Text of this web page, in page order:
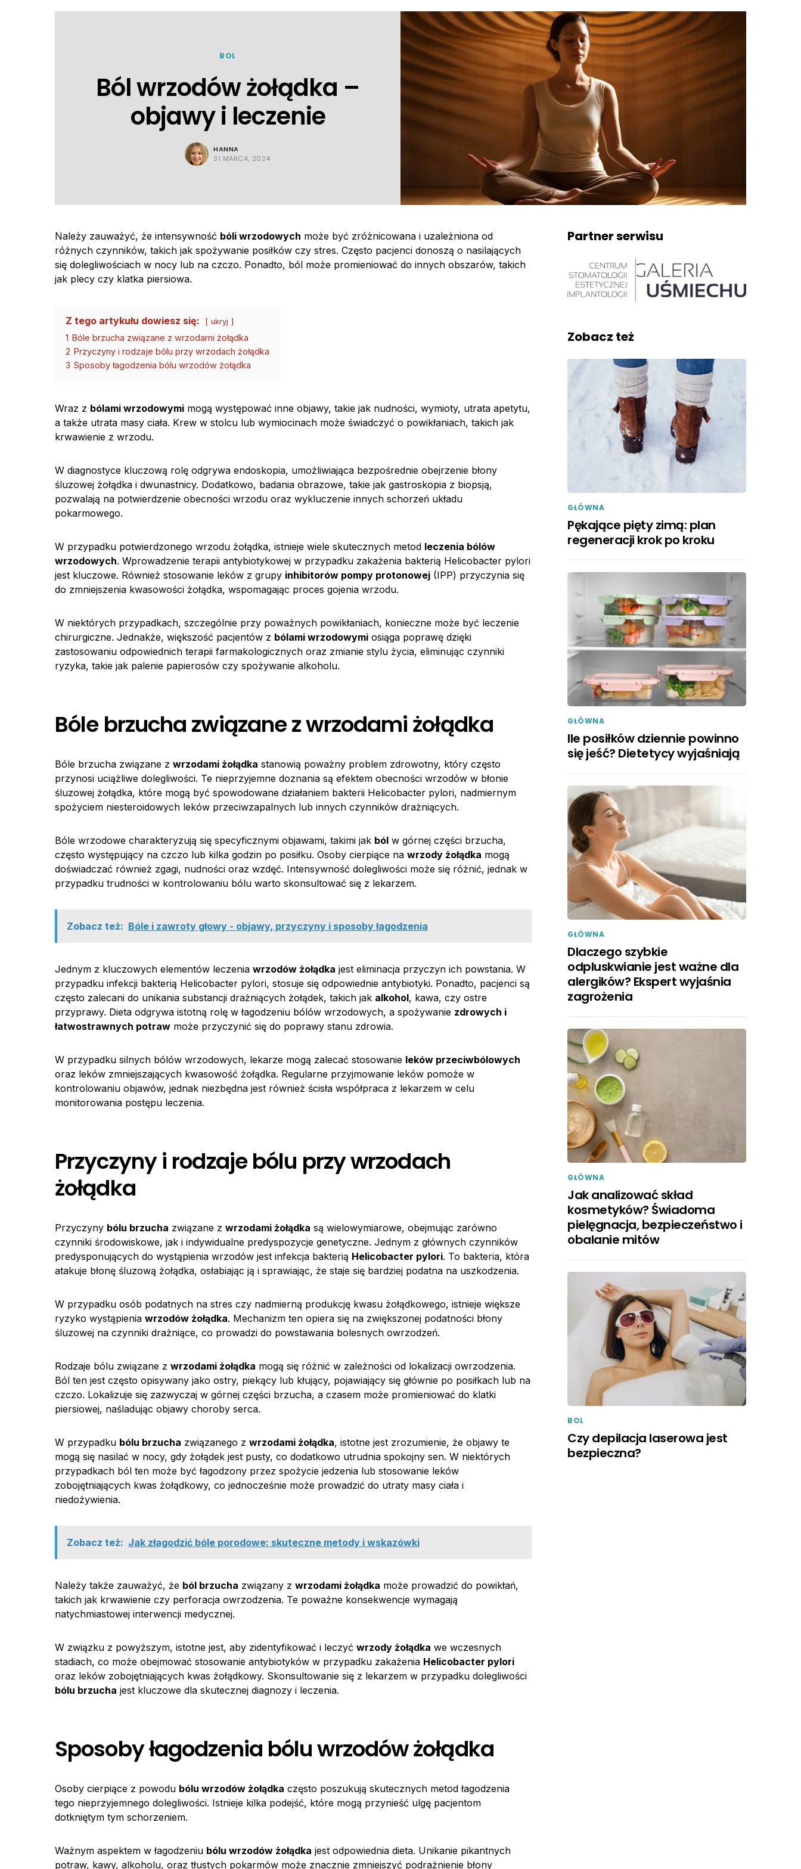
BOL
Ból wrzodów żołądka –
objawy i leczenie
HANNA
31 MARCA, 2024
Należy zauważyć, że intensywność bóli wrzodowych może być zróżnicowana i uzależniona od
różnych czynników, takich jak spożywanie posiłków czy stres. Często pacjenci donoszą o nasilających
się dolegliwościach w nocy lub na czczo. Ponadto, ból może promieniować do innych obszarów, takich
jak plecy czy klatka piersiowa.
Z tego artykułu dowiesz się: ukryj
1 Bóle brzucha związane z wrzodami żołądka
2 Przyczyny i rodzaje bólu przy wrzodach żołądka
3 Sposoby łagodzenia bólu wrzodów żołądka
Wraz z bólami wrzodowymi mogą występować inne objawy, takie jak nudności, wymioty, utrata apetytu,
a także utrata masy ciała. Krew w stolcu lub wymiocinach może świadczyć o powikłaniach, takich jak
krwawienie z wrzodu.
W diagnostyce kluczową rolę odgrywa endoskopia, umożliwiająca bezpośrednie obejrzenie błony
śluzowej żołądka i dwunastnicy. Dodatkowo, badania obrazowe, takie jak gastroskopia z biopsją,
pozwalają na potwierdzenie obecności wrzodu oraz wykluczenie innych schorzeń układu
pokarmowego.
W przypadku potwierdzonego wrzodu żołądka, istnieje wiele skutecznych metod leczenia bólów
wrzodowych. Wprowadzenie terapii antybiotykowej w przypadku zakażenia bakterią Helicobacter pylori
jest kluczowe. Również stosowanie leków z grupy inhibitorów pompy protonowej (IPP) przyczynia się
do zmniejszenia kwasowości żołądka, wspomagając proces gojenia wrzodu.
W niektórych przypadkach, szczególnie przy poważnych powikłaniach, konieczne może być leczenie
chirurgiczne. Jednakże, większość pacjentów z bólami wrzodowymi osiąga poprawę dzięki
zastosowaniu odpowiednich terapii farmakologicznych oraz zmianie stylu życia, eliminując czynniki
ryzyka, takie jak palenie papierosów czy spożywanie alkoholu.
Bóle brzucha związane z wrzodami żołądka
Bóle brzucha związane z wrzodami żołądka stanowią poważny problem zdrowotny, który często
przynosi uciążliwe dolegliwości. Te nieprzyjemne doznania są efektem obecności wrzodów w błonie
śluzowej żołądka, które mogą być spowodowane działaniem bakterii Helicobacter pylori, nadmiernym
spożyciem niesteroidowych leków przeciwzapalnych lub innych czynników drażniących.
Bóle wrzodowe charakteryzują się specyficznymi objawami, takimi jak ból w górnej części brzucha,
często występujący na czczo lub kilka godzin po posiłku. Osoby cierpiące na wrzody żołądka mogą
doświadczać również zgagi, nudności oraz wzdęć. Intensywność dolegliwości może się różnić, jednak w
przypadku trudności w kontrolowaniu bólu warto skonsultować się z lekarzem.
Zobacz też: Bóle i zawroty głowy - objawy, przyczyny i sposoby łagodzenia
Jednym z kluczowych elementów leczenia wrzodów żołądka jest eliminacja przyczyn ich powstania. W
przypadku infekcji bakterią Helicobacter pylori, stosuje się odpowiednie antybiotyki. Ponadto, pacjenci są
często zalecani do unikania substancji drażniących żołądek, takich jak alkohol, kawa, czy ostre
przyprawy. Dieta odgrywa istotną rolę w łagodzeniu bólów wrzodowych, a spożywanie zdrowych i
łatwostrawnych potraw może przyczynić się do poprawy stanu zdrowia.
W przypadku silnych bólów wrzodowych, lekarze mogą zalecać stosowanie leków przeciwbólowych
oraz leków zmniejszających kwasowość żołądka. Regularne przyjmowanie leków pomoże w
kontrolowaniu objawów, jednak niezbędna jest również ścisła współpraca z lekarzem w celu
monitorowania postępu leczenia.
Przyczyny i rodzaje bólu przy wrzodach
żołądka
Przyczyny bólu brzucha związane z wrzodami żołądka są wielowymiarowe, obejmując zarówno
czynniki środowiskowe, jak i indywidualne predyspozycje genetyczne. Jednym z głównych czynników
predysponujących do wystąpienia wrzodów jest infekcja bakterią Helicobacter pylori. To bakteria, która
atakuje błonę śluzową żołądka, osłabiając ją i sprawiając, że staje się bardziej podatna na uszkodzenia.
W przypadku osób podatnych na stres czy nadmierną produkcję kwasu żołądkowego, istnieje większe
ryzyko wystąpienia wrzodów żołądka. Mechanizm ten opiera się na zwiększonej podatności błony
śluzowej na czynniki drażniące, co prowadzi do powstawania bolesnych owrzodzeń.
Rodzaje bólu związane z wrzodami żołądka mogą się różnić w zależności od lokalizacji owrzodzenia.
Ból ten jest często opisywany jako ostry, piekący lub kłujący, pojawiający się głównie po posiłkach lub na
czczo. Lokalizuje się zazwyczaj w górnej części brzucha, a czasem może promieniować do klatki
piersiowej, naśladując objawy choroby serca.
W przypadku bólu brzucha związanego z wrzodami żołądka, istotne jest zrozumienie, że objawy te
mogą się nasilać w nocy, gdy żołądek jest pusty, co dodatkowo utrudnia spokojny sen. W niektórych
przypadkach ból ten może być łagodzony przez spożycie jedzenia lub stosowanie leków
zobojętniających kwas żołądkowy, co jednocześnie może prowadzić do utraty masy ciała i
niedożywienia.
Zobacz też: Jak złagodzić bóle porodowe: skuteczne metody i wskazówki
Należy także zauważyć, że ból brzucha związany z wrzodami żołądka może prowadzić do powikłań,
takich jak krwawienie czy perforacja owrzodzenia. Te poważne konsekwencje wymagają
natychmiastowej interwencji medycznej.
W związku z powyższym, istotne jest, aby zidentyfikować i leczyć wrzody żołądka we wczesnych
stadiach, co może obejmować stosowanie antybiotyków w przypadku zakażenia Helicobacter pylori
oraz leków zobojętniających kwas żołądkowy. Skonsultowanie się z lekarzem w przypadku dolegliwości
bólu brzucha jest kluczowe dla skutecznej diagnozy i leczenia.
Sposoby łagodzenia bólu wrzodów żołądka
Osoby cierpiące z powodu bólu wrzodów żołądka często poszukują skutecznych metod łagodzenia
tego nieprzyjemnego dolegliwości. Istnieje kilka podejść, które mogą przynieść ulgę pacjentom
dotkniętym tym schorzeniem.
Ważnym aspektem w łagodzeniu bólu wrzodów żołądka jest odpowiednia dieta. Unikanie pikantnych
potraw, kawy, alkoholu, oraz tłustych pokarmów może znacznie zmniejszyć podrażnienie błony
Partner serwisu
Zobacz też
GŁÓWNA
Pękające pięty zimą: plan
regeneracji krok po kroku
GŁÓWNA
Ile posiłków dziennie powinno
się jeść? Dietetycy wyjaśniają
GŁÓWNA
Dlaczego szybkie
odpluskwianie jest ważne dla
alergików? Ekspert wyjaśnia
zagrożenia
GŁÓWNA
Jak analizować skład
kosmetyków? Świadoma
pielęgnacja, bezpieczeństwo i
obalanie mitów
BOL
Czy depilacja laserowa jest
bezpieczna?